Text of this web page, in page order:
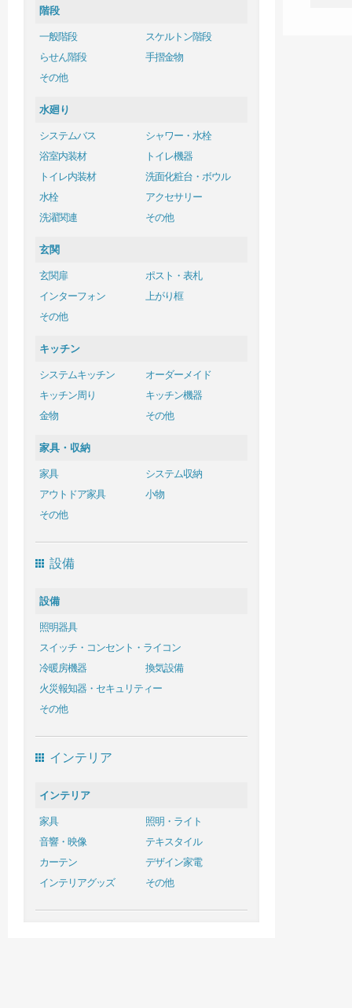
階段
一般階段
スケルトン階段
らせん階段
手摺金物
その他
水廻り
システムバス
シャワー・水栓
浴室内装材
トイレ機器
トイレ内装材
洗面化粧台・ボウル
水栓
アクセサリー
洗濯関連
その他
玄関
玄関扉
ポスト・表札
インターフォン
上がり框
その他
キッチン
システムキッチン
オーダーメイド
キッチン周り
キッチン機器
金物
その他
家具・収納
家具
システム収納
アウトドア家具
小物
その他
設備
設備
照明器具
スイッチ・コンセント・ライコン
冷暖房機器
換気設備
火災報知器・セキュリティー
その他
インテリア
インテリア
家具
照明・ライト
音響・映像
テキスタイル
カーテン
デザイン家電
インテリアグッズ
その他